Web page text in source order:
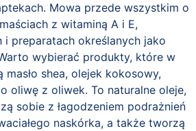
Mowa przede wszystkim o
z witaminą A i E,
i preparatach określanych jako
wybierać produkty, które w
masło shea, olejek kokosowy,
oliwę z oliwek. To naturalne oleje,
sobie z łagodzeniem podrażnień
naskórka, a także tworzą